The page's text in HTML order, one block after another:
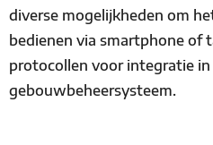
diverse mogelijkheden om
bedienen via smartphone of
protocollen voor integratie in
gebouwbeheersysteem.